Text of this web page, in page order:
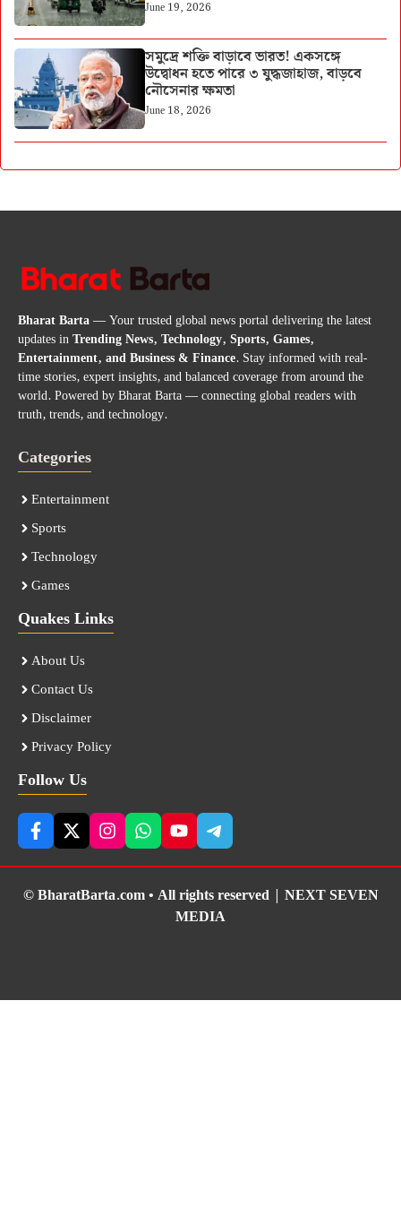
June 19, 2026
সমুদ্রে শক্তি বাড়াবে ভারত! একসঙ্গে
উদ্বোধন হতে পারে ৩ যুদ্ধজাহাজ, বাড়বে
নৌসেনার ক্ষমতা
June 18, 2026
Bharat Barta— Your trusted global news portal delivering the latest
updates inTrending News, Technology, Sports, Games,
Entertainment, and Business & Finance. Stay informed with real-
time stories, expert insights, and balanced coverage from around the
world. Powered by Bharat Barta — connecting global readers with
truth, trends, and technology.
Categories
Entertainment
Sports
Technology
Games
Quakes Links
About Us
Contact Us
Disclaimer
Privacy Policy
Follow Us
© BharatBarta.com • All rights reserved | NEXT SEVEN
MEDIA